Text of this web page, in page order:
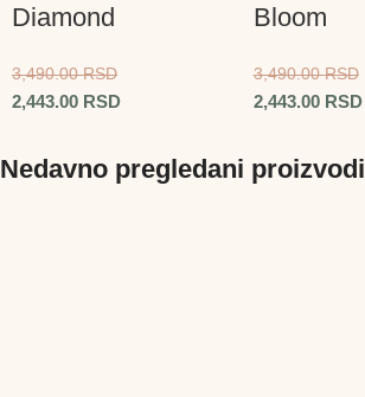
Diamond
3,490.00RSD
2,443.00 RSD
Bloom
3,490.00RSD
2,443.00 RSD
Nedavno pregledani proizvodi